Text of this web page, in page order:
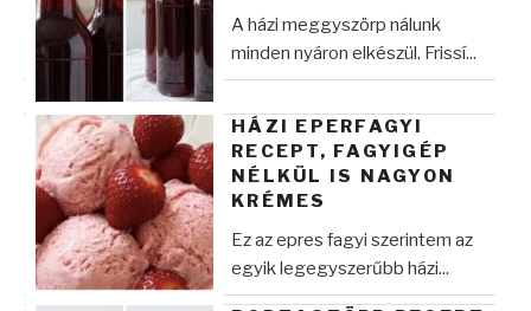
A házi meggyszörp nálunk
minden nyáron elkészül. Frissí...
HÁZI EPERFAGYI
RECEPT, FAGYIGÉP
NÉLKÜL IS NAGYON
KRÉMES
Ez az epres fagyi szerintem az
egyik legegyszerűbb házi...